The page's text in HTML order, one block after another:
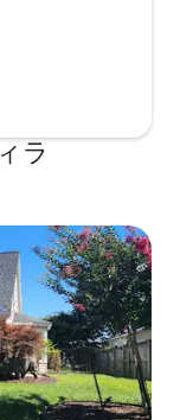
ラ